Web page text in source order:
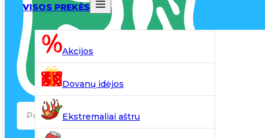
Search
VISOS PREKĖS
Akcijos
Dovanų idėjos
Ekstremaliai aštru